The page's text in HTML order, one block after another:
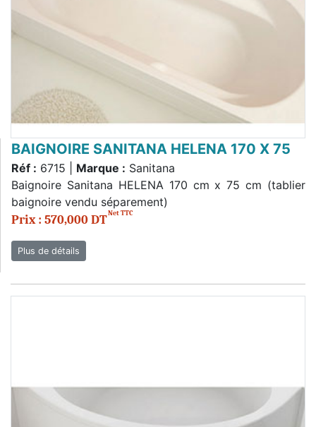
BAIGNOIRE SANITANA HELENA 170 X 75
Réf : 6715 | Marque : Sanitana
Baignoire Sanitana HELENA 170 cm x 75 cm (tablier
baignoire vendu séparement)
Prix : 570,000 DTNet TTC
Plus de détails